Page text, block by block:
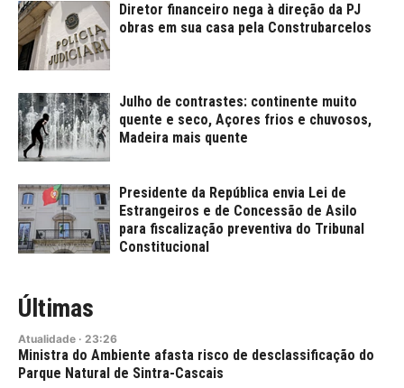
Diretor financeiro nega à direção da PJ
obras em sua casa pela Construbarcelos
Julho de contrastes: continente muito
quente e seco, Açores frios e chuvosos,
Madeira mais quente
Presidente da República envia Lei de
Estrangeiros e de Concessão de Asilo
para fiscalização preventiva do Tribunal
Constitucional
Últimas
Atualidade · 23:26
Ministra do Ambiente afasta risco de desclassificação do
Parque Natural de Sintra-Cascais